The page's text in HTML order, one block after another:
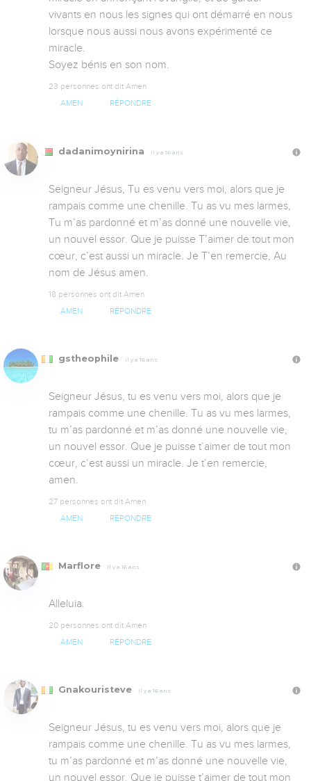
vivants en nous les signes qui ont démarré en nous
lorsque nous aussi nous avons expérimenté ce
miracle.
Soyez bénis en son nom.
23 personnes ont dit Amen
AMEN RÉPONDRE
dadanimoynirina Il y a 16 ans
Seigneur Jésus, Tu es venu vers moi, alors que je
rampais comme une chenille. Tu as vu mes larmes,
Tu m’as pardonné et m’as donné une nouvelle vie,
un nouvel essor. Que je puisse T’aimer de tout mon
cœur, c’est aussi un miracle. Je T’en remercie, Au
nom de Jésus amen.
18 personnes ont dit Amen
AMEN RÉPONDRE
gstheophile Il y a 16 ans
Seigneur Jésus, tu es venu vers moi, alors que je
rampais comme une chenille. Tu as vu mes larmes,
tu m’as pardonné et m’as donné une nouvelle vie,
un nouvel essor. Que je puisse t’aimer de tout mon
cœur, c’est aussi un miracle. Je t’en remercie,
amen.
27 personnes ont dit Amen
AMEN RÉPONDRE
Marflore Il y a 16 ans
Alleluia.
20 personnes ont dit Amen
AMEN RÉPONDRE
Gnakouristeve Il y a 16 ans
Seigneur Jésus, tu es venu vers moi, alors que je
rampais comme une chenille. Tu as vu mes larmes,
tu m’as pardonné et m’as donné une nouvelle vie,
un nouvel essor. Que je puisse t’aimer de tout mon